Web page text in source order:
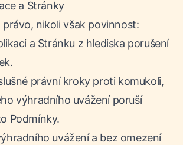
a Stránky
právo, nikoli však povinnost:
a Stránku z hlediska porušení
právní kroky proti komukoli,
výhradního uvážení poruší
Podmínky.
uvážení a bez omezení